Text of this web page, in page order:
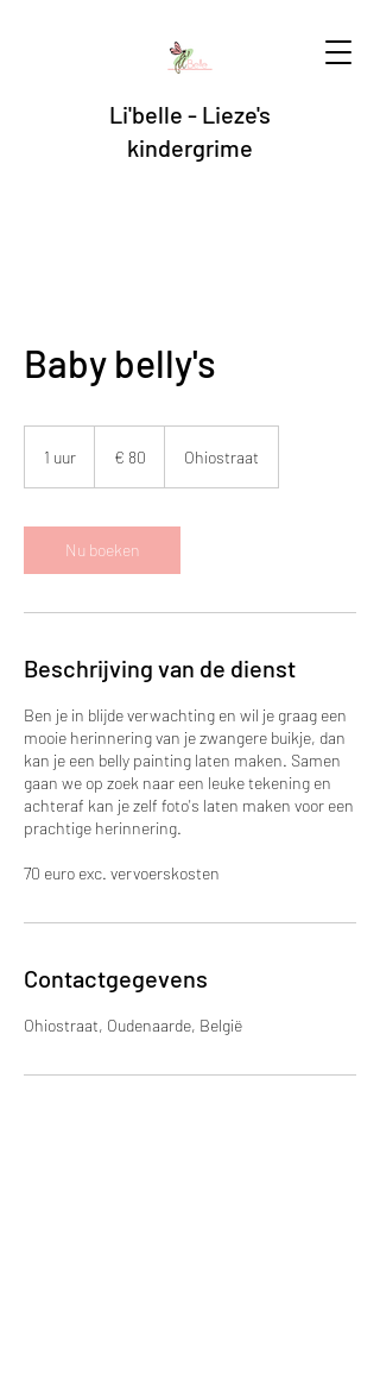
Li'belle - Lieze's
kindergrime
Baby belly's
1 uur € 80 Ohiostraat
Nu boeken
Beschrijving van de dienst
Ben je in blijde verwachting en wil je graag een
mooie herinnering van je zwangere buikje, dan
kan je een belly painting laten maken. Samen
gaan we op zoek naar een leuke tekening en
achteraf kan je zelf foto's laten maken voor een
prachtige herinnering.
70 euro exc. vervoerskosten
Contactgegevens
Ohiostraat, Oudenaarde, België